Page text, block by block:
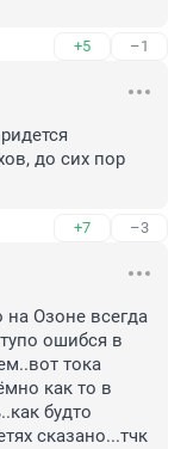
+5 –1
до сих пор
+7 –3
на Озоне всегда
ошибся в
тока
как то в
будто
сказано...тчк